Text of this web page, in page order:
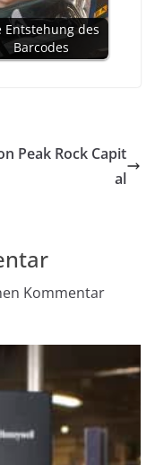
Entstehung des
Barcodes
Peak Rock Capit
al
Kommentar